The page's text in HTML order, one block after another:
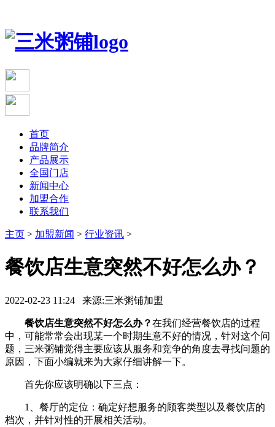
首页
品牌简介
产品展示
全国门店
新闻中心
加盟合作
联系我们
主页 > 加盟新闻 > 行业资讯 >
餐饮店生意突然不好怎么办？
2022-02-23 11:24 来源:三米粥铺加盟
餐饮店生意突然不好怎么办？在我们经营餐饮店的过程
中，可能常常会出现某一个时期生意不好的情况，针对这个问
题，三米粥铺觉得主要应该从服务和竞争的角度去寻找问题的
原因，下面小编就来为大家仔细讲解一下。
首先你应该明确以下三点：
1、餐厅的定位：确定好想服务的顾客类型以及餐饮店的
档次，并针对性的开展相关活动。